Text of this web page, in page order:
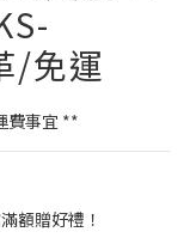
/免運
費事宜 **
額贈好禮！